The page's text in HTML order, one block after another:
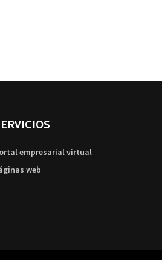
empresarial virtual
web